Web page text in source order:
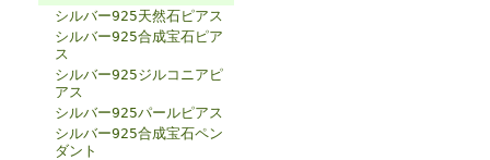
シルバー925天然石ピアス
シルバー925合成宝石ピア
ス
シルバー925ジルコニアピ
アス
シルバー925パールピアス
シルバー925合成宝石ペン
ダント